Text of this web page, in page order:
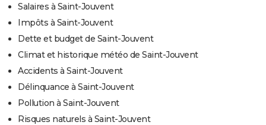
Salaires à Saint-Jouvent
Impôts à Saint-Jouvent
Dette et budget de Saint-Jouvent
Climat et historique météo de Saint-Jouvent
Accidents à Saint-Jouvent
Délinquance à Saint-Jouvent
Pollution à Saint-Jouvent
Risques naturels à Saint-Jouvent